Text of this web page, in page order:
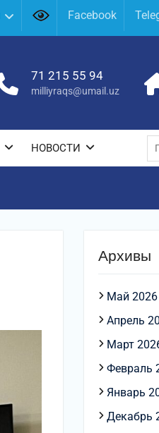
Facebook
71 215 55 94
milliyraqs@umail.uz
НОВОСТИ
Архивы
Май 2026
Апрель
Март
Февраль
Январь
Декабрь